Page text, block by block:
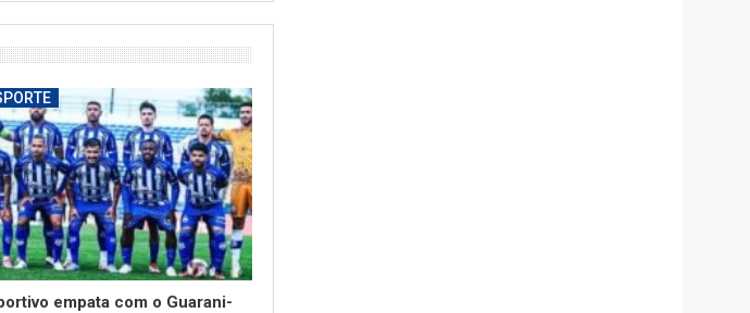
empata com o Guarani-